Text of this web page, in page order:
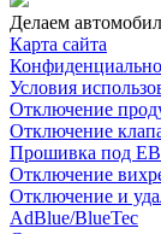
Делаем
Карта сайта
Условия
Отключение
Отключение
Прошивка под
Отключение
Отключение и
AdBlue/BlueTec